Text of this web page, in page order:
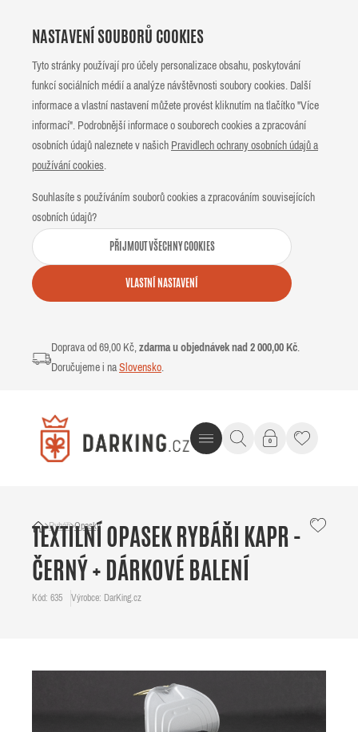
NASTAVENÍ SOUBORŮ COOKIES
Tyto stránky používají pro účely personalizace obsahu, poskytování
funkcí sociálních médií a analýze návštěvnosti soubory cookies. Další
informace a vlastní nastavení můžete provést kliknutím na tlačítko "Více
informací". Podrobnější informace o souborech cookies a zpracování
osobních údajů naleznete v našich Pravidlech ochrany osobních údajů a
používání cookies.
Souhlasíte s používáním souborů cookies a zpracováním souvisejících
osobních údajů?
PŘIJMOUT VŠECHNY COOKIES
VLASTNÍ NASTAVENÍ
Doprava od 69,00 Kč,zdarma u objednávek nad 2 000,00 Kč.
Doručujeme i naSlovensko.
Rybáři Opasky
TEXTILNÍ OPASEK RYBÁŘI KAPR -
ČERNÝ + DÁRKOVÉ BALENÍ
Kód: 635 Výrobce: DarKing.cz